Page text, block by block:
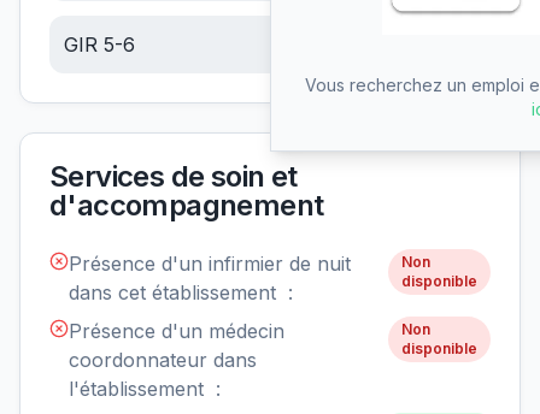
GIR 5-6
Services de soin et
d'accompagnement
Présence d'un infirmier de nuit
dans cet établissement :
Non
disponible
Présence d'un médecin
coordonnateur dans
l'établissement :
Non
disponible
Vous recherchez un emploi